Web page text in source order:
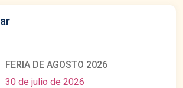
FERIA DE AGOSTO 2026
30 de julio de 2026